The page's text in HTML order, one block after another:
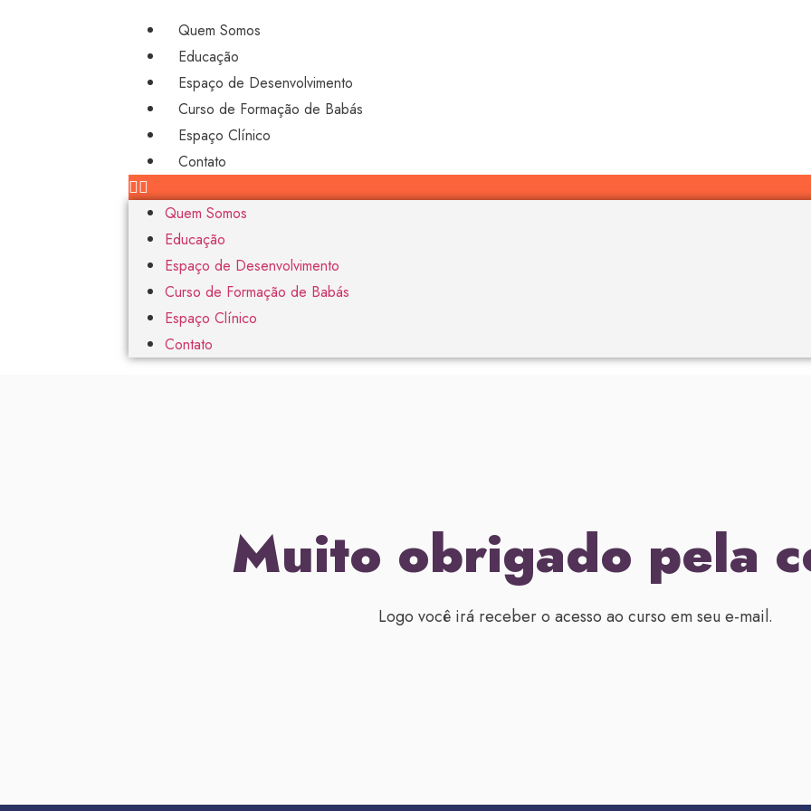
Quem Somos
Educação
Espaço de Desenvolvimento
Curso de Formação de Babás
Espaço Clínico
Contato
Quem Somos
Educação
Espaço de Desenvolvimento
Curso de Formação de Babás
Espaço Clínico
Contato
Muito obrigado pela
Logo você irá receber o acesso ao curso em seu e-mail.